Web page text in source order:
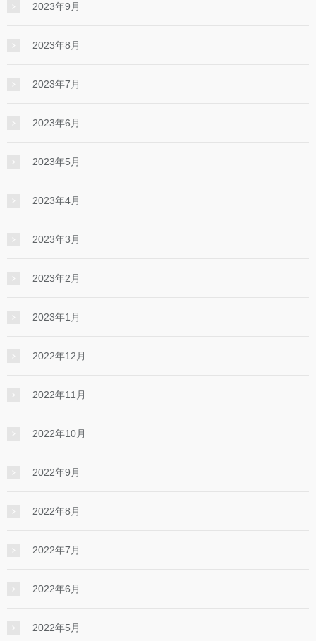
2023年9月
2023年8月
2023年7月
2023年6月
2023年5月
2023年4月
2023年3月
2023年2月
2023年1月
2022年12月
2022年11月
2022年10月
2022年9月
2022年8月
2022年7月
2022年6月
2022年5月